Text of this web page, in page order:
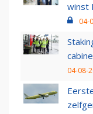
winst
04-
04-08-